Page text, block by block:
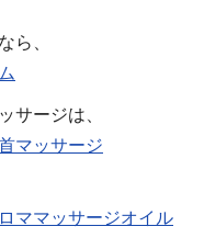
ら、
サージは、
マッサージ
ママッサージオイル